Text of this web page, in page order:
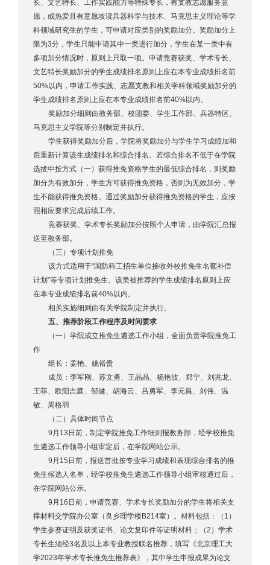
长、文艺特长、工作实践能力等特殊专长，有支教志愿服务意
愿，或热爱且有意愿攻读兵器科学与技术、马克思主义理论等学
科领域研究生的学生，可申请对应类别的奖励加分。奖励加分上
限为3分，学生只能申请其中一类进行加分，学生在某一类中有
多项加分情况时，原则上只取一项。申请竞赛获奖、学术专长、
文艺特长奖励加分的学生成绩排名原则上应在本专业成绩排名前
50%以内，申请工作实践、志愿支教和相关学科领域奖励加分的
学生成绩排名原则上应在本专业成绩排名前40%以内。
奖励加分细则由教务部、校团委、学生工作部、兵器特区、
马克思主义学院等分别制定并执行。
学生获得奖励加分后，学院将奖励加分与学生学习成绩加和
后重新计算该生成绩排名和综合排名。若综合排名不低于在学院
选拔中按方式（一）获得推免资格学生的最低综合排名，则奖励
加分为有效加分，学生方可获得推免资格，否则为无效加分，学
生不能获得推免资格。通过奖励加分获得推免资格的学生，应按
照相应要求完成后续工作。
竞赛获奖、学术专长奖励加分按照个人申请，由学院汇总报
送至教务部。
（三）专项计划推免
该方式适用于“国防科工招生单位接收外校推免生名额补偿
计划”等专项计划推免生。该类被推荐的学生成绩排名原则上应
在本专业成绩排名前40%以内。
相关实施细则由有关学院制定并执行。
五、推荐阶段工作程序及时间要求
（一）学院成立推免生遴选工作小组，全面负责学院推免工
作
组长：姜艳、姚裕贵
成员：李军刚、苏文勇、王晶晶、杨艳波、郑宁、刘兆龙、
王菲、欧阳吉庭、邹健、胡海云、吕勇军、李元昌、刘伟、温
敏、周格羽
（二）具体时间节点
9月13日前，制定学院推免工作细则报教务部，经学校推免
生遴选工作领导小组审定后，在学院网站公示。
9月15日前，报送首批按专业学习成绩和表现综合排名的推
免生候选人名单，经学校推免生遴选工作领导小组审核通过后，
在学院网站公示。
9月16日前，申请竞赛、学术专长奖励加分的学生将相关支
撑材料交学院办公室（良乡理学楼B214室）。材料包括：（1）
学生参赛证明及获奖证书、论文复印件等证明材料；（2）学术
专长生须经3名及以上本专业教授联名推荐，填写《北京理工大
学2023年学术专长推免生推荐表》，其中学生申报成果为论文